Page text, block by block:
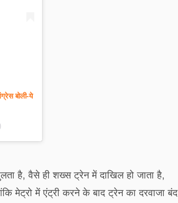
बोली-ये
है, वैसे ही शख्स ट्रेन में दाखिल हो जाता है,
मेट्रो में एंट्री करने के बाद ट्रेन का दरवाजा बंद